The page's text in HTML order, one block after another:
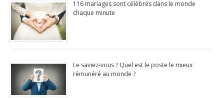
116 mariages sont célébrés dans le monde
chaque minute
Le saviez-vous ? Quel est le poste le mieux
rémunéré au monde ?